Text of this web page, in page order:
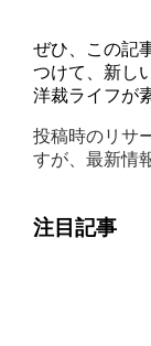
ぜひ、この記
つけて、新し
洋裁ライフが
投稿時のリサ
すが、最新情
注目記事